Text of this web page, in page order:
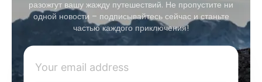
разожгут вашу жажду путешествий. Не пропустите ни
одной новости – подписывайтесь сейчас и станьте
частью каждого приключения!